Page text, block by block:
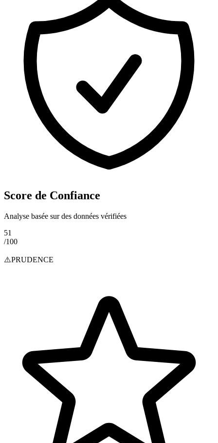
Score de Confiance
Analyse basée sur des données vérifiées
51
/100
⚠️PRUDENCE